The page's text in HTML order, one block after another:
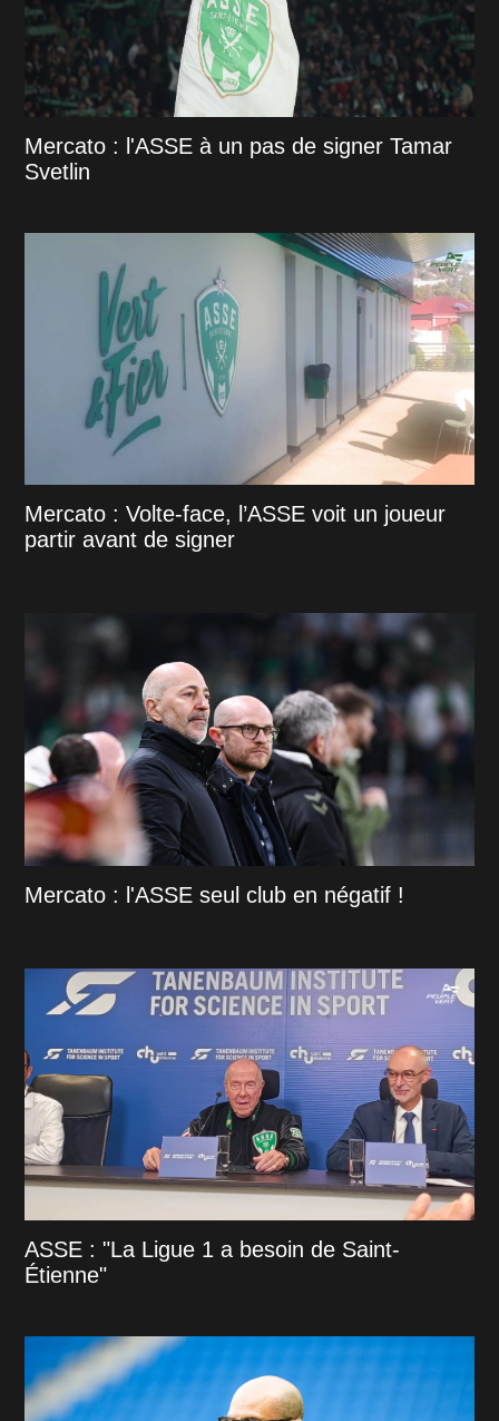
Mercato : l'ASSE à un pas de signer Tamar
Svetlin
Mercato : Volte-face, l’ASSE voit un joueur
partir avant de signer
Mercato : l'ASSE seul club en négatif !
ASSE : "La Ligue 1 a besoin de Saint-
Étienne"